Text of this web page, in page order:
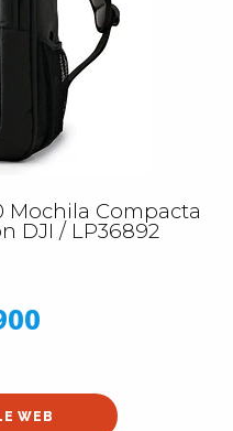
Mochila Compacta
DJI / LP36892
WEB